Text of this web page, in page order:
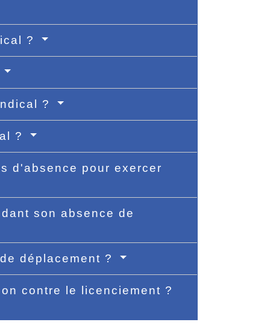
?
?
?
d'absence pour exercer
son absence de
déplacement ?
contre le licenciement ?